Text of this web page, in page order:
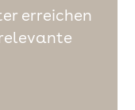
erreichen